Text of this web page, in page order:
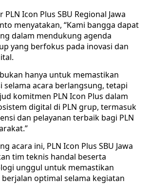
Icon Plus SBU Regional Jawa
menyatakan, “Kami bangga dapat
dalam mendukung agenda
yang berfokus pada inovasi dan
hanya untuk memastikan
selama acara berlangsung, tetapi
komitmen PLN Icon Plus dalam
digital di PLN grup, termasuk
dan pelayanan terbaik bagi PLN
acara ini, PLN Icon Plus SBU Jawa
tim teknis handal beserta
unggul untuk memastikan
optimal selama kegiatan